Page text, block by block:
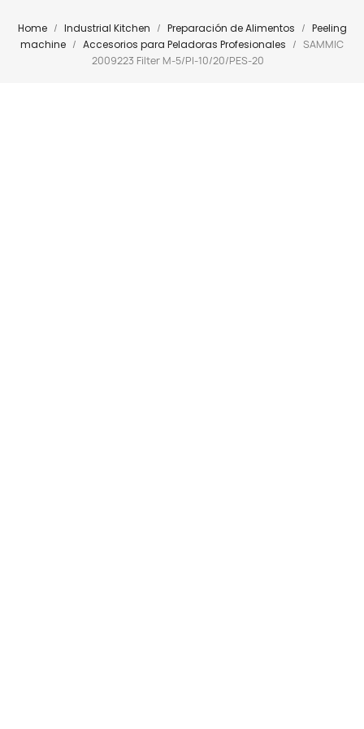
Home Industrial Kitchen Preparación de Alimentos
Peeling
machine
Accesorios para Peladoras Profesionales
SAMMIC
2009223 Filter M-5/PI-10/20/PES-20